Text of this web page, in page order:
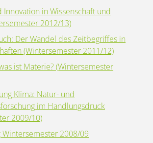
Innovation in Wissenschaft und
2012/13)
Der Wandel des Zeitbegriffes in
(Wintersemester 2011/12)
ist Materie? (Wintersemester
Klima: Natur- und
im Handlungsdruck
2009/10)
Wintersemester 2008/09